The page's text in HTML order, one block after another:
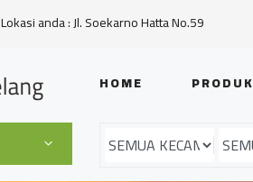
Lokasi anda : Jl. Soekarno Hatta No.59
HOME PRODUK